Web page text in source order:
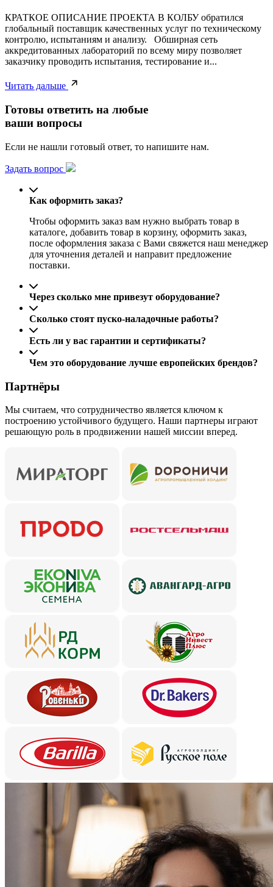
КРАТКОЕ ОПИСАНИЕ ПРОЕКТА В КОЛБУ обратился
глобальный поставщик качественных услуг по техническому
контролю, испытаниям и анализу. Обширная сеть
аккредитованных лабораторий по всему миру позволяет
заказчику проводить испытания, тестирование и...
Читать дальше
Готовы ответить на любые
ваши вопросы
Если не нашли готовый ответ, то напишите нам.
Задать вопрос
Как оформить заказ?
Чтобы оформить заказ вам нужно выбрать товар в
каталоге, добавить товар в корзину, оформить заказ,
после оформления заказа с Вами свяжется наш менеджер
для уточнения деталей и направит предложение
поставки.
Через сколько мне привезут оборудование?
Сколько стоят пуско-наладочные работы?
Есть ли у вас гарантии и сертификаты?
Чем это оборудование лучше европейских брендов?
Партнёры
Мы считаем, что сотрудничество является ключом к
построению устойчивого будущего. Наши партнеры играют
решающую роль в продвижении нашей миссии вперед.